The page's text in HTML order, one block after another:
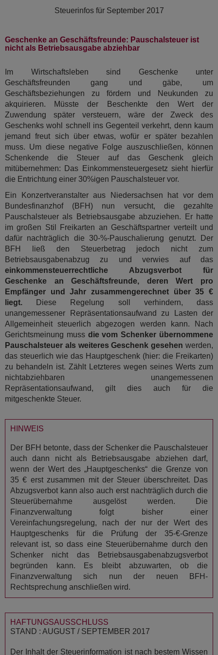
Steuerinfos für September 2017
Geschenke an Geschäftsfreunde: Pauschalsteuer ist
nicht als Betriebsausgabe abziehbar
Im Wirtschaftsleben sind Geschenke unter
Geschäftsfreunden gang und gäbe, um
Geschäftsbeziehungen zu fördern und Neukunden zu
akquirieren. Müsste der Beschenkte den Wert der
Zuwendung später versteuern, wäre der Zweck des
Geschenks wohl schnell ins Gegenteil verkehrt, denn kaum
jemand freut sich über etwas, wofür er später bezahlen
muss. Um diese negative Folge auszuschließen, können
Schenkende die Steuer auf das Geschenk gleich
mitübernehmen: Das Einkommensteuergesetz sieht hierfür
die Entrichtung einer 30%igen Pauschalsteuer vor.
Ein Konzertveranstalter aus Niedersachsen hat vor dem
Bundesfinanzhof (BFH) nun versucht, die gezahlte
Pauschalsteuer als Betriebsausgabe abzuziehen. Er hatte
im großen Stil Freikarten an Geschäftspartner verteilt und
dafür nachträglich die 30-%-Pauschalierung genutzt. Der
BFH ließ den Steuerbetrag jedoch nicht zum
Betriebsausgabenabzug zu und verwies auf das
einkommensteuerrechtliche Abzugsverbot für
Geschenke an Geschäftsfreunde, deren Wert pro
Empfänger und Jahr zusammengerechnet über 35 €
liegt. Diese Regelung soll verhindern, dass
unangemessener Repräsentationsaufwand zu Lasten der
Allgemeinheit steuerlich abgezogen werden kann. Nach
Gerichtsmeinung muss die vom Schenker übernommene
Pauschalsteuer als weiteres Geschenk gesehen werden,
das steuerlich wie das Hauptgeschenk (hier: die Freikarten)
zu behandeln ist. Zählt Letzteres wegen seines Werts zum
nichtabziehbaren unangemessenen
Repräsentationsaufwand, gilt dies auch für die
mitgeschenkte Steuer.
HINWEIS
Der BFH betonte, dass der Schenker die Pauschalsteuer
auch dann nicht als Betriebsausgabe abziehen darf,
wenn der Wert des „Hauptgeschenks“ die Grenze von
35 € erst zusammen mit der Steuer überschreitet. Das
Abzugsverbot kann also auch erst nachträglich durch die
Steuerübernahme ausgelöst werden. Die
Finanzverwaltung folgt bisher einer
Vereinfachungsregelung, nach der nur der Wert des
Hauptgeschenks für die Prüfung der 35-€-Grenze
relevant ist, so dass eine Steuerübernahme durch den
Schenker nicht das Betriebsausgabenabzugsverbot
begründen kann. Es bleibt abzuwarten, ob die
Finanzverwaltung sich nun der neuen BFH-
Rechtsprechung anschließen wird.
HAFTUNGSAUSSCHLUSS
STAND : AUGUST / SEPTEMBER 2017
Der Inhalt der Steuerinformation ist nach bestem Wissen